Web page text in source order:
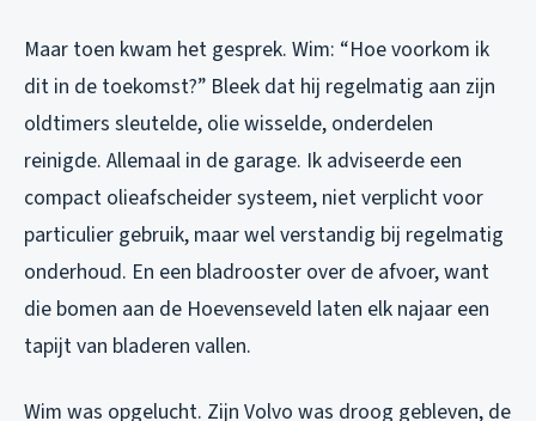
Maar toen kwam het gesprek. Wim: “Hoe voorkom ik
dit in de toekomst?” Bleek dat hij regelmatig aan zijn
oldtimers sleutelde, olie wisselde, onderdelen
reinigde. Allemaal in de garage. Ik adviseerde een
compact olieafscheider systeem, niet verplicht voor
particulier gebruik, maar wel verstandig bij regelmatig
onderhoud. En een bladrooster over de afvoer, want
die bomen aan de Hoevenseveld laten elk najaar een
tapijt van bladeren vallen.
Wim was opgelucht. Zijn Volvo was droog gebleven, de